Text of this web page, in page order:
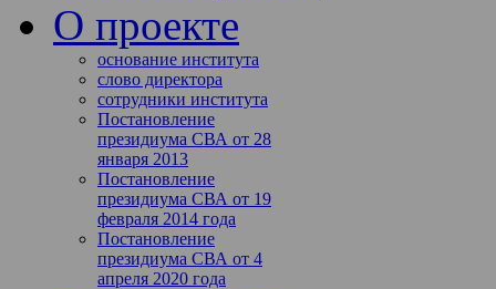
О проекте
основание института
слово директора
сотрудники института
Постановление
президиума СВА от 28
января 2013
Постановление
президиума СВА от 19
февраля 2014 года
Постановление
президиума СВА от 4
апреля 2020 года